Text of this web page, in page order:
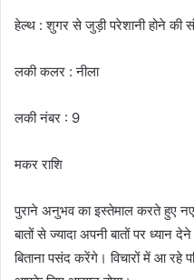
हेल्थ : शुगर से जुड़ी परेशानी होने की
लकी कलर : नीला
लकी नंबर : 9
मकर राशि
पुराने अनुभव का इस्तेमाल करते हुए
बातों से ज्यादा अपनी बातों पर
बिताना पसंद करेंगे। विचारों में आ रहे